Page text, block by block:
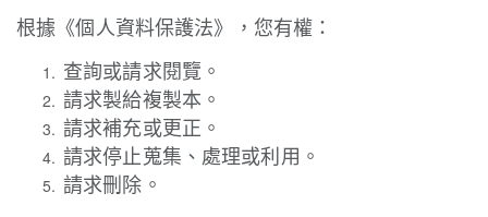
根據《個人資料保護法》，您有權：
查詢或請求閱覽。
請求製給複製本。
請求補充或更正。
請求停止蒐集、處理或利用。
請求刪除。